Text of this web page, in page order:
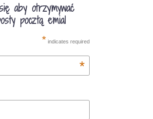
aby otrzymywać
pocztą emial
* indicates required
*